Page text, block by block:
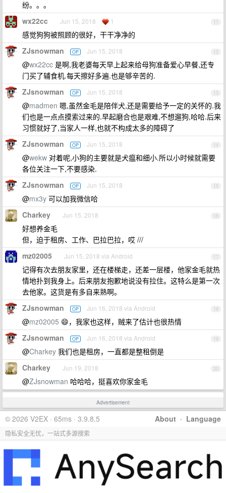
纷。。。
11
wx22cc Jun 15, 2018 1
感觉狗狗被照顾的很好，干干净净的
12
ZJsnowman OP Jun 15, 2018
@wx22cc 是啊,我老婆每天早上起来给母狗准备爱心早餐,还专
门买了辅食机.每天擦好多遍.也是够辛苦的.
13
ZJsnowman OP Jun 15, 2018
@madmen 嗯,虽然金毛是陪伴犬,还是需要给予一定的关怀的.我
们也是一点点摸索过来的.早起磨合也是艰难,不想遛狗,哈哈.后来
习惯就好了,当家人一样,也就不构成太多的障碍了
14
ZJsnowman OP Jun 15, 2018
@wekw 对着呢,小狗的主要就是犬瘟和细小.所以小时候就需要
各位关注一下,不要感染.
15
ZJsnowman OP Jun 15, 2018
@mx3y 可以加我微信哈
16
Charkey Jun 15, 2018
好想养金毛
但，迫于租房、工作、巴拉巴拉，哎 ///
17
mz02005 Jun 15, 2018 via Android
记得有次去朋友家里，还在楼梯走，还差一层楼，他家金毛就热
情地扑到我身上。后来朋友抱歉地说没有拉住。这特么是第一次
去他家。这货是有多自来熟啊。
18
ZJsnowman OP Jun 16, 2018 via Android
@mz02005 😄，我家也这样，贼来了估计也很热情
19
ZJsnowman OP Jun 16, 2018 via Android
@Charkey 我们也是租房，一直都是整租倒是
20
Charkey Jun 19, 2018
@ZJsnowman 哈哈哈，挺喜欢你家金毛
Advertisement
About · Language
© 2026 V2EX · 65ms · 3.9.8.5
隐私安全无忧，一站式多源搜索